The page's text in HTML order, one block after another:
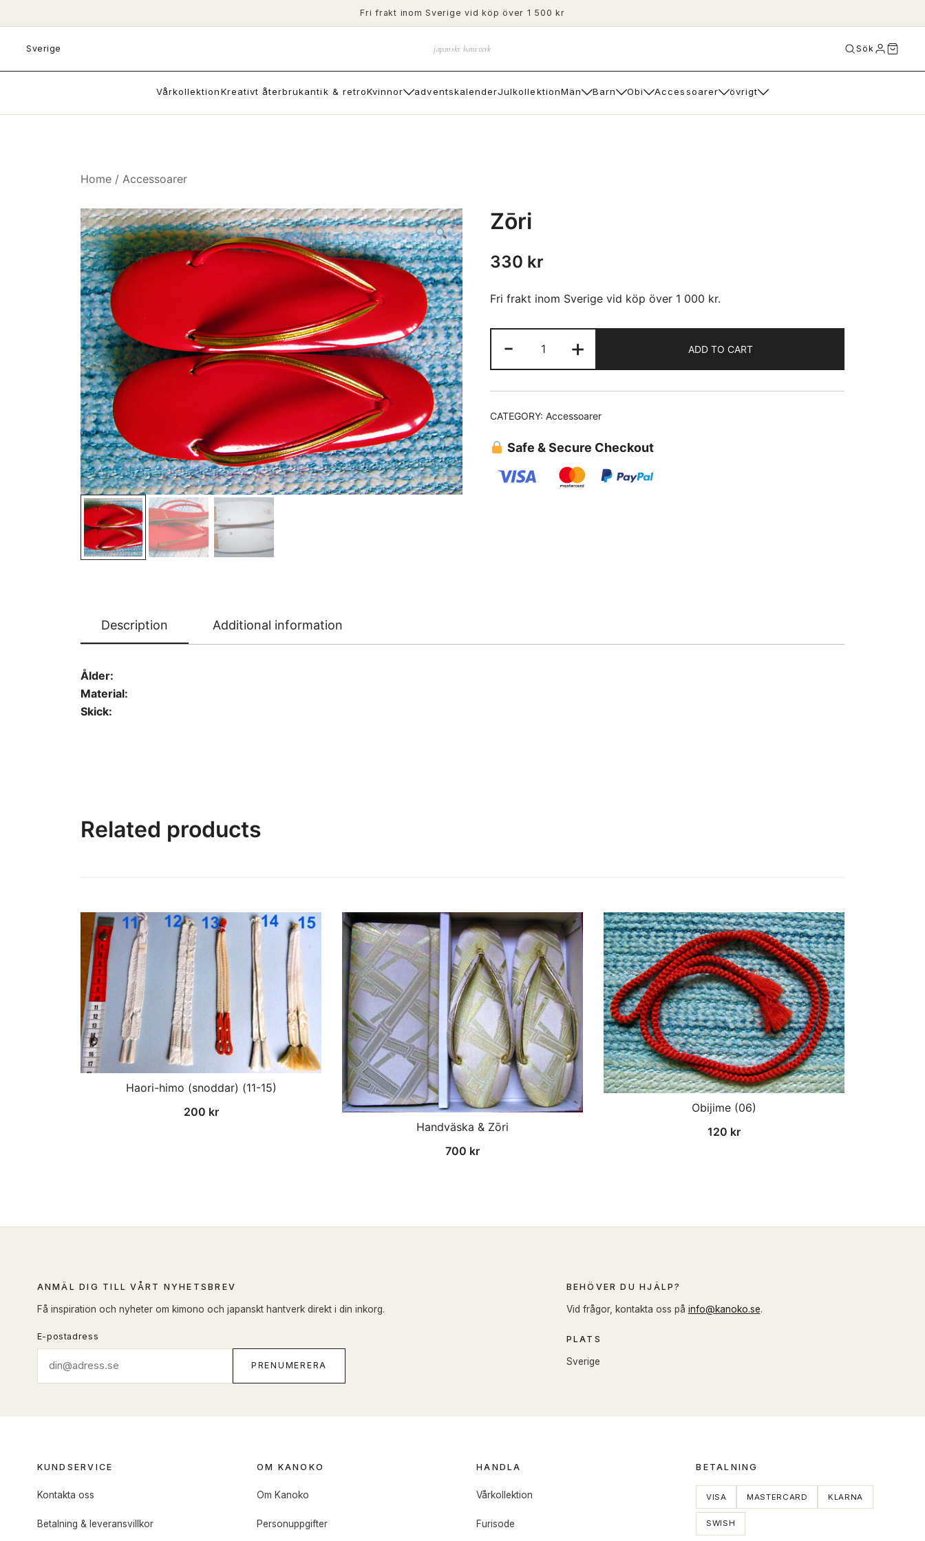
to
content
Fri frakt inom Sverige vid köp över 1 500 kr
Sverige japanskt hantverk Sök
VårkollektionKreativt återbrukantik & retroKvinnor adventskalenderJulkollektionMän Barn Obi Accessoarer övrigt
Home / Accessoarer
Zōri
330 kr
Fri frakt inom Sverige vid köp över 1 000 kr.
-
quantity
+ ADD TO CART
CATEGORY: Accessoarer
Safe & Secure Checkout
Description Additional information
Ålder:
Material:
Skick:
Related products
Haori-himo (snoddar) (11-15)
200 kr
Handväska & Zōri
700 kr
Obijime (06)
120 kr
ANMÄL DIG TILL VÅRT NYHETSBREV
Få inspiration och nyheter om kimono och japanskt hantverk direkt i din inkorg.
E-postadress
PRENUMERERA
BEHÖVER DU HJÄLP?
Vid frågor, kontakta oss på info@kanoko.se.
PLATS
Sverige
KUNDSERVICE
Kontakta oss
Betalning & leveransvillkor
OM KANOKO
Om Kanoko
Personuppgifter
HANDLA
Vårkollektion
Furisode
BETALNING
VISA MASTERCARD KLARNA
SWISH